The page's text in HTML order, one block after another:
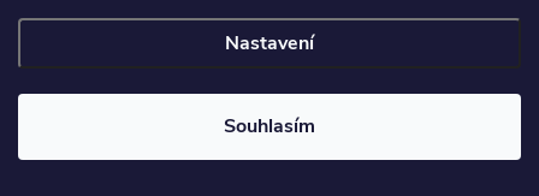
Nastavení
Souhlasím
Zákaznická podpora
od PO do NE od 8:00 do 17:00.+420 603